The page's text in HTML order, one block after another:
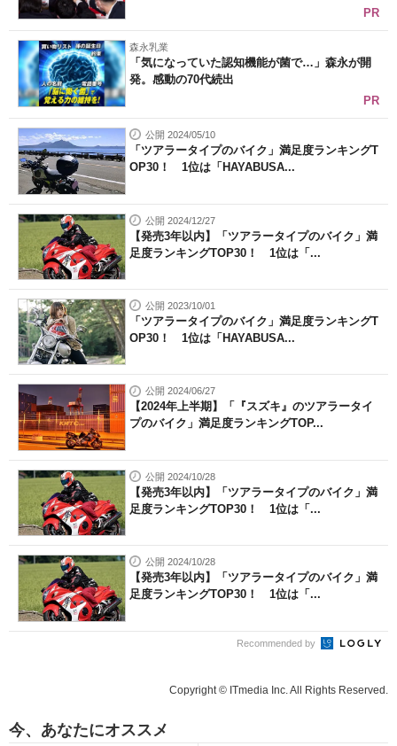
PR
森永乳業
「気になっていた認知機能が菌で…」森永が開
発。感動の70代続出
PR
公開 2024/05/10
「ツアラータイプのバイク」満足度ランキングT
OP30！ 1位は「HAYABUSA...
公開 2024/12/27
【発売3年以内】「ツアラータイプのバイク」満
足度ランキングTOP30！ 1位は「...
公開 2023/10/01
「ツアラータイプのバイク」満足度ランキングT
OP30！ 1位は「HAYABUSA...
公開 2024/06/27
【2024年上半期】「『スズキ』のツアラータイ
プのバイク」満足度ランキングTOP...
公開 2024/10/28
【発売3年以内】「ツアラータイプのバイク」満
足度ランキングTOP30！ 1位は「...
公開 2024/10/28
【発売3年以内】「ツアラータイプのバイク」満
足度ランキングTOP30！ 1位は「...
Recommended by
Copyright © ITmedia Inc. All Rights Reserved.
今、あなたにオススメ